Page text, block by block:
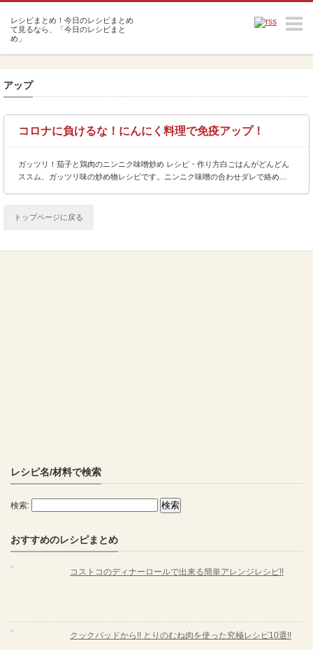
アップ
コロナに負けるな！にんにく料理で免疫アップ！
ガッツリ！茄子と鶏肉のニンニク味噌炒め レシピ・作り方白ごはんがどんどん
ススム、ガッツリ味の炒め物レシピです。ニンニク味噌の合わせダレで絡め…
トップページに戻る
レシピ名/材料で検索
検索:
おすすめのレシピまとめ
コストコのディナーロールで出来る簡単アレンジレシピ!!
クックパッドから!! とりのむね肉を使った究極レシピ10選!!